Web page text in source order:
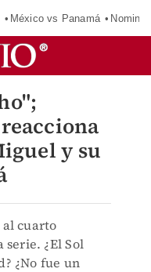
México vs Panamá
y su
al cuarto
¿El Sol
¿No fue un